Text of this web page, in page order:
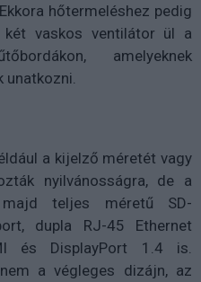
hőtermeléshez pedig
vaskos ventilátor ül a
amelyeknek
unatkozni.
a kijelző méretét vagy
nyilvánosságra, de a
teljes méretű SD-
dupla RJ-45 Ethernet
és DisplayPort 1.4 is.
a végleges dizájn, az